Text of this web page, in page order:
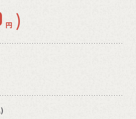
円 )